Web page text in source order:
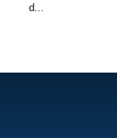
d...